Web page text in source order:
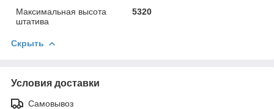
Максимальная высота
штатива
5320
Скрыть
Условия доставки
Самовывоз